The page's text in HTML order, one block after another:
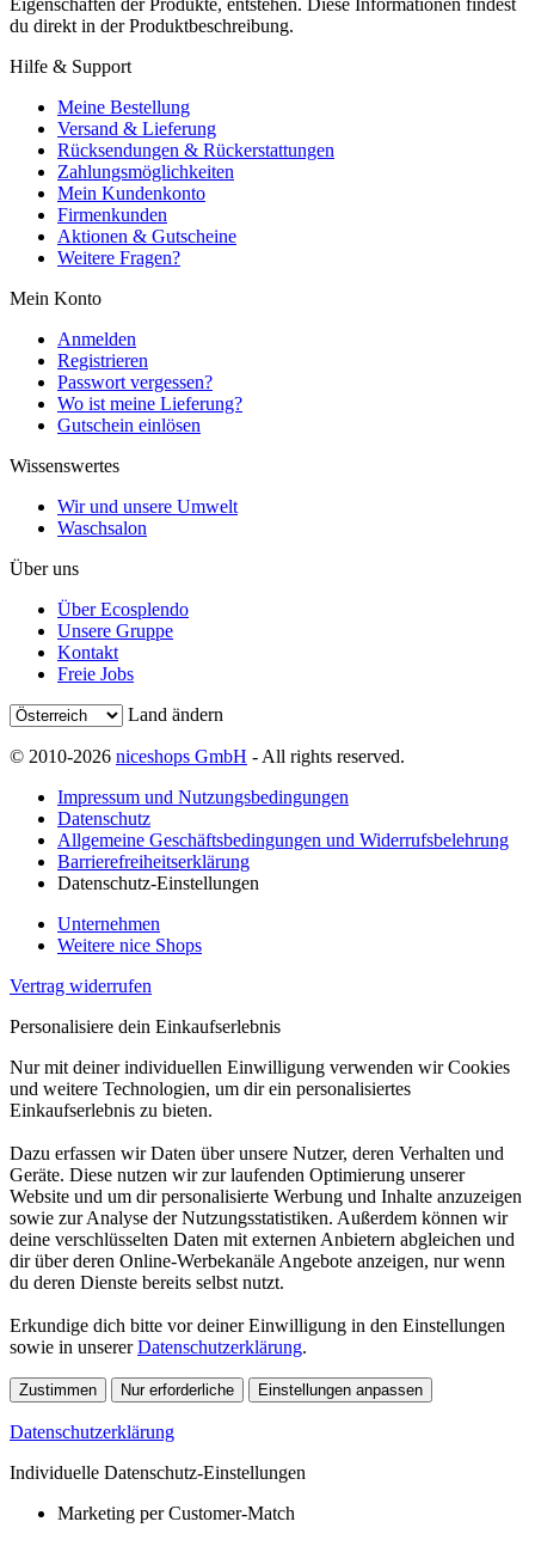
Eigenschaften der Produkte, entstehen. Diese Informationen findest
du direkt in der Produktbeschreibung.
Hilfe & Support
Meine Bestellung
Versand & Lieferung
Rücksendungen & Rückerstattungen
Zahlungsmöglichkeiten
Mein Kundenkonto
Firmenkunden
Aktionen & Gutscheine
Weitere Fragen?
Mein Konto
Anmelden
Registrieren
Passwort vergessen?
Wo ist meine Lieferung?
Gutschein einlösen
Wissenswertes
Wir und unsere Umwelt
Waschsalon
Über uns
Über Ecosplendo
Unsere Gruppe
Kontakt
Freie Jobs
Land ändern
© 2010-2026 niceshops GmbH - All rights reserved.
Impressum und Nutzungsbedingungen
Datenschutz
Allgemeine Geschäftsbedingungen und Widerrufsbelehrung
Barrierefreiheitserklärung
Datenschutz-Einstellungen
Unternehmen
Weitere nice Shops
Vertrag widerrufen
Personalisiere dein Einkaufserlebnis
Nur mit deiner individuellen Einwilligung verwenden wir Cookies
und weitere Technologien, um dir ein personalisiertes
Einkaufserlebnis zu bieten.
Dazu erfassen wir Daten über unsere Nutzer, deren Verhalten und
Geräte. Diese nutzen wir zur laufenden Optimierung unserer
Website und um dir personalisierte Werbung und Inhalte anzuzeigen
sowie zur Analyse der Nutzungsstatistiken. Außerdem können wir
deine verschlüsselten Daten mit externen Anbietern abgleichen und
dir über deren Online-Werbekanäle Angebote anzeigen, nur wenn
du deren Dienste bereits selbst nutzt.
Erkundige dich bitte vor deiner Einwilligung in den Einstellungen
sowie in unsererDatenschutzerklärung.
Zustimmen Nur erforderliche Einstellungen anpassen
Datenschutzerklärung
Individuelle Datenschutz-Einstellungen
Marketing per Customer-Match